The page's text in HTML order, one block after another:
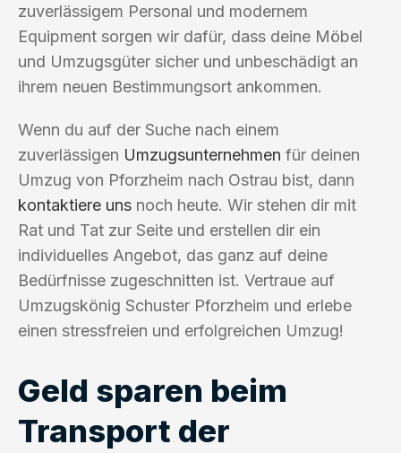
zuverlässigem Personal und modernem
Equipment sorgen wir dafür, dass deine Möbel
und Umzugsgüter sicher und unbeschädigt an
ihrem neuen Bestimmungsort ankommen.
Wenn du auf der Suche nach einem
zuverlässigen Umzugsunternehmen für deinen
Umzug von Pforzheim nach Ostrau bist, dann
kontaktiere uns noch heute. Wir stehen dir mit
Rat und Tat zur Seite und erstellen dir ein
individuelles Angebot, das ganz auf deine
Bedürfnisse zugeschnitten ist. Vertraue auf
Umzugskönig Schuster Pforzheim und erlebe
einen stressfreien und erfolgreichen Umzug!
Geld sparen beim
Transport der